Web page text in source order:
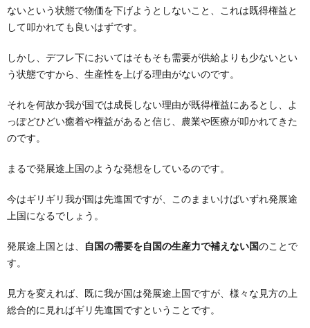
ないという状態で物価を下げようとしないこと、これは既得権益と
して叩かれても良いはずです。
しかし、デフレ下においてはそもそも需要が供給よりも少ないとい
う状態ですから、生産性を上げる理由がないのです。
それを何故か我が国では成長しない理由が既得権益にあるとし、よ
っぽどひどい癒着や権益があると信じ、農業や医療が叩かれてきた
のです。
まるで発展途上国のような発想をしているのです。
今はギリギリ我が国は先進国ですが、このままいけばいずれ発展途
上国になるでしょう。
発展途上国とは、 自国の需要を自国の生産力で補えない国のことで
す。
見方を変えれば、既に我が国は発展途上国ですが、様々な見方の上
総合的に見ればギリ先進国ですということです。